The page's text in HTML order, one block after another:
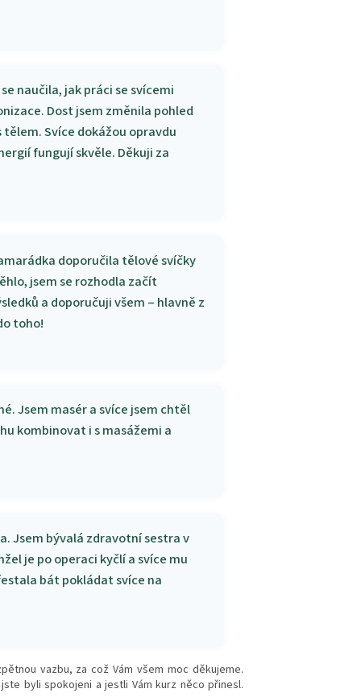
naučila, jak práci se svícemi
Dost jsem změnila pohled
Svíce dokážou opravdu
fungují skvěle. Děkuji za
doporučila tělové svíčky
jsem se rozhodla začít
a doporučuji všem – hlavně z
toho!
Jsem masér a svíce jsem chtěl
kombinovat i s masážemi a
Jsem bývalá zdravotní sestra v
je po operaci kyčlí a svíce mu
bát pokládat svíce na
vazbu, za což Vám všem moc děkujeme.
byli spokojeni a jestli Vám kurz něco přinesl.